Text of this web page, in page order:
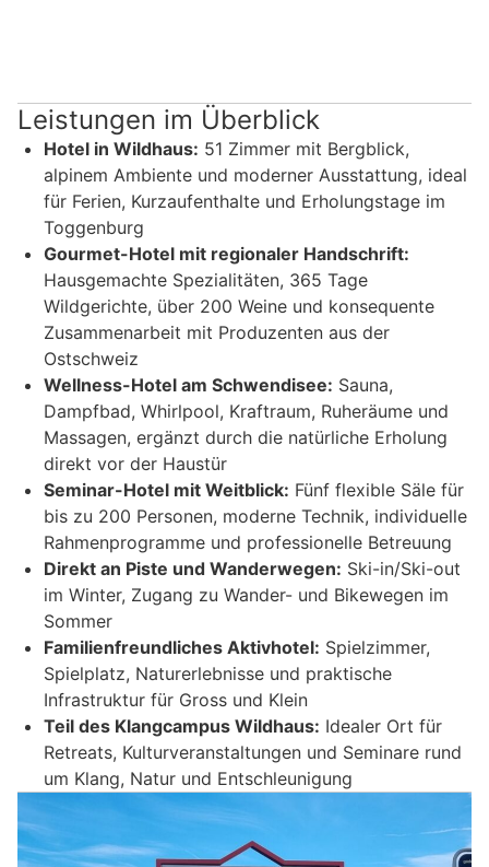
Leistungen im Überblick
Hotel in Wildhaus: 51 Zimmer mit Bergblick,
alpinem Ambiente und moderner Ausstattung, ideal
für Ferien, Kurzaufenthalte und Erholungstage im
Toggenburg
Gourmet-Hotel mit regionaler Handschrift:
Hausgemachte Spezialitäten, 365 Tage
Wildgerichte, über 200 Weine und konsequente
Zusammenarbeit mit Produzenten aus der
Ostschweiz
Wellness-Hotel am Schwendisee: Sauna,
Dampfbad, Whirlpool, Kraftraum, Ruheräume und
Massagen, ergänzt durch die natürliche Erholung
direkt vor der Haustür
Seminar-Hotel mit Weitblick: Fünf flexible Säle für
bis zu 200 Personen, moderne Technik, individuelle
Rahmenprogramme und professionelle Betreuung
Direkt an Piste und Wanderwegen: Ski-in/Ski-out
im Winter, Zugang zu Wander- und Bikewegen im
Sommer
Familienfreundliches Aktivhotel: Spielzimmer,
Spielplatz, Naturerlebnisse und praktische
Infrastruktur für Gross und Klein
Teil des Klangcampus Wildhaus: Idealer Ort für
Retreats, Kulturveranstaltungen und Seminare rund
um Klang, Natur und Entschleunigung